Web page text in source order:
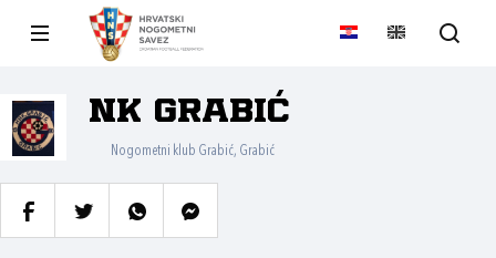
NK Grabić
Nogometni klub Grabić, Grabić